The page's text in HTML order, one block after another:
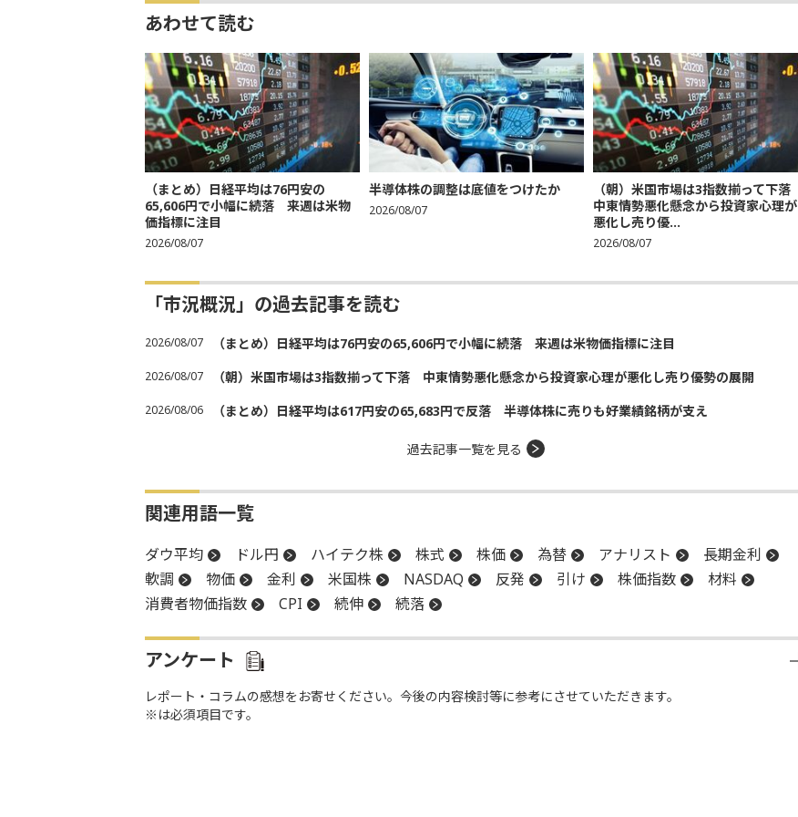
あわせて読む
（まとめ）日経平均は76円安の
65,606円で小幅に続落 来週は米物
価指標に注目
2026/08/07
半導体株の調整は底値をつけたか
2026/08/07
（朝）米国市場は3指数揃って下落
中東情勢悪化懸念から投資家心理が
悪化し売り優...
2026/08/07
「市況概況」の過去記事を読む
2026/08/07 （まとめ）日経平均は76円安の65,606円で小幅に続落 来週は米物価指標に注目
2026/08/07 （朝）米国市場は3指数揃って下落 中東情勢悪化懸念から投資家心理が悪化し売り優勢の展開
2026/08/06 （まとめ）日経平均は617円安の65,683円で反落 半導体株に売りも好業績銘柄が支え
過去記事一覧を見る
関連用語一覧
ダウ平均 ドル円 ハイテク株 株式 株価 為替 アナリスト
長期金利
軟調
物価 金利 米国株 NASDAQ 反発 引け 株価指数
材料
消費者物価指数
CPI 続伸 続落
アンケート
レポート・コラムの感想をお寄せください。今後の内容検討等に参考にさせていただきます。
※は必須項目です。